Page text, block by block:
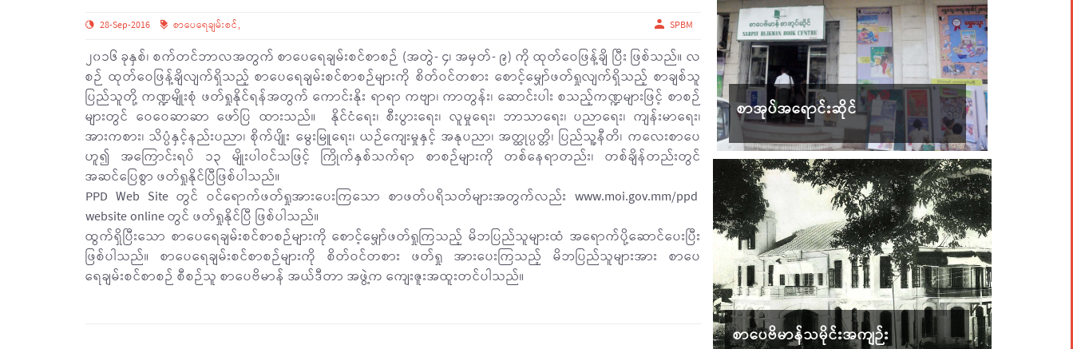
28-Sep-2016 စာပေရေချမ်းစင်, SPBM
၂၀၁၆ ခုနှစ်၊ စက်တင်ဘာလအတွက် စာပေရေချမ်းစင်စာစဉ် (အတွဲ- ၄၊ အမှတ်- ၉) ကို ထုတ်ဝေဖြန့်ချိ ပြီး ဖြစ်သည်။ လ
စဉ် ထုတ်ဝေဖြန့်ချိလျက်ရှိသည့် စာပေရေချမ်းစင်စာစဉ်များကို စိတ်ဝင်တစား စောင့်မျှော်ဖတ်ရှုလျက်ရှိသည့် စာချစ်သူ
ပြည်သူတို့ ကဏ္ဍမျိုးစုံ ဖတ်ရှုနိုင်ရန်အတွက် ကောင်းနိုး ရာရာ ကဗျာ၊ ကာတွန်း၊ ဆောင်းပါး စသည့်ကဏ္ဍများဖြင့် စာစဉ်
များတွင် ဝေဝေဆာဆာ ဖော်ပြ ထားသည်။ နိုင်ငံရေး၊ စီးပွားရေး၊ လူမှုရေး၊ ဘာသာရေး၊ ပညာရေး၊ ကျန်းမာရေး၊
အားကစား၊ သိပ္ပံနှင့်နည်းပညာ၊ စိုက်ပျိုး မွေးမြူရေး၊ ယဉ်ကျေးမှုနှင့် အနုပညာ၊ အတ္ထုပ္ပတ္တိ၊ ပြည်သူ့နီတိ၊ ကလေးစာပေ
ဟူ၍ အကြောင်းရပ် ၁၃ မျိုးပါဝင်သဖြင့် ကြိုက်နှစ်သက်ရာ စာစဉ်များကို တစ်နေရာတည်း၊ တစ်ချိန်တည်းတွင်
အဆင်ပြေစွာ ဖတ်ရှုနိုင်ပြီဖြစ်ပါသည်။
PPD Web Site တွင် ဝင်ရောက်ဖတ်ရှုအားပေးကြသော စာဖတ်ပရိသတ်များအတွက်လည်း www.moi.gov.mm/ppd
website online တွင် ဖတ်ရှုနိုင်ပြီ ဖြစ်ပါသည်။
ထွက်ရှိပြီးသော စာပေရေချမ်းစင်စာစဉ်များကို စောင့်မျှော်ဖတ်ရှုကြသည့် မိဘပြည်သူများထံ အရောက်ပို့ဆောင်ပေးပြီး
ဖြစ်ပါသည်။ စာပေရေချမ်းစင်စာစဉ်များကို စိတ်ဝင်တစား ဖတ်ရှု အားပေးကြသည့် မိဘပြည်သူများအား စာပေ
ရေချမ်းစင်စာစဉ် စီစဉ်သူ စာပေဗိမာန် အယ်ဒီတာ အဖွဲ့က ကျေးဇူးအထူးတင်ပါသည်။
စာအုပ်အရောင်းဆိုင်
စာပေဗိမာန်သမိုင်းအကျဉ်း